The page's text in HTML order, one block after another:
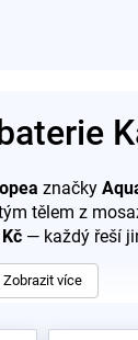
značky
tělem z
— každý řeší
s vysokým
Zobrazit více